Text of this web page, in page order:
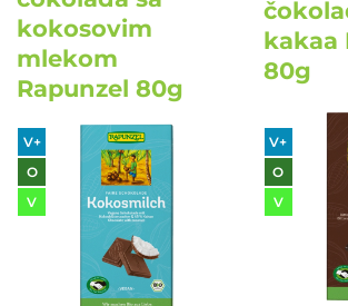
kokosovim
mlekom
Rapunzel 80g
V+
O
V
kakaa
80g
V+
O
V